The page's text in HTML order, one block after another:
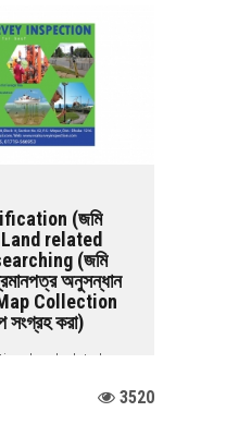
(জমি
related
(জমি
অনুসন্ধান
Collection
সংগ্রহ করা)
Land related
Mouza map
3520